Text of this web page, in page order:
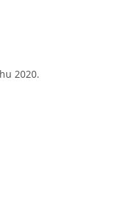
2020.